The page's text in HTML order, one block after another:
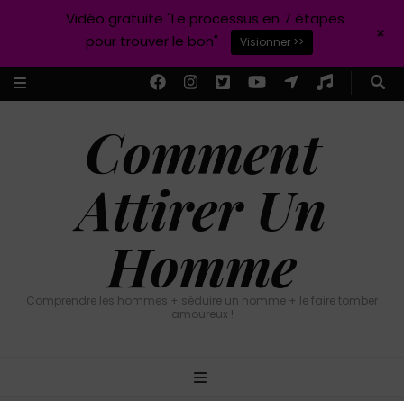
Comment
Attirer Un
Homme
Comprendre les hommes + séduire un homme + le faire tomber
amoureux !
Vidéo gratuite "Le processus en 7 étapes
pour trouver le bon"
Visionner >> +